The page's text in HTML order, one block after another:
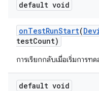
default void
onTestRunStart(
testCount)
การเรียกกลับเมื่อเริ่มการท
default void